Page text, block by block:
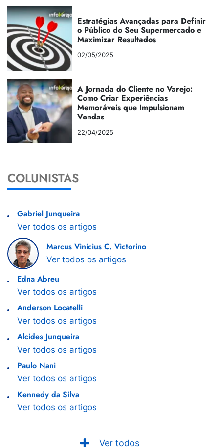
Estratégias Avançadas para Definir
o Público do Seu Supermercado e
Maximizar Resultados
02/05/2025
A Jornada do Cliente no Varejo:
Como Criar Experiências
Memoráveis que Impulsionam
Vendas
22/04/2025
COLUNISTAS
Gabriel Junqueira
Ver todos os artigos
Marcus Vinícius C. Victorino
Ver todos os artigos
Edna Abreu
Ver todos os artigos
Anderson Locatelli
Ver todos os artigos
Alcides Junqueira
Ver todos os artigos
Paulo Nani
Ver todos os artigos
Kennedy da Silva
Ver todos os artigos
Ver todos